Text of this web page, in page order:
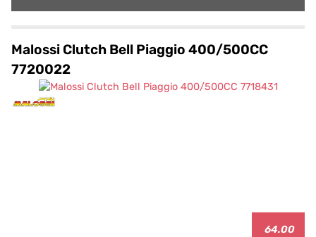
Malossi Clutch Bell Piaggio 400/500CC
7720022
64.00